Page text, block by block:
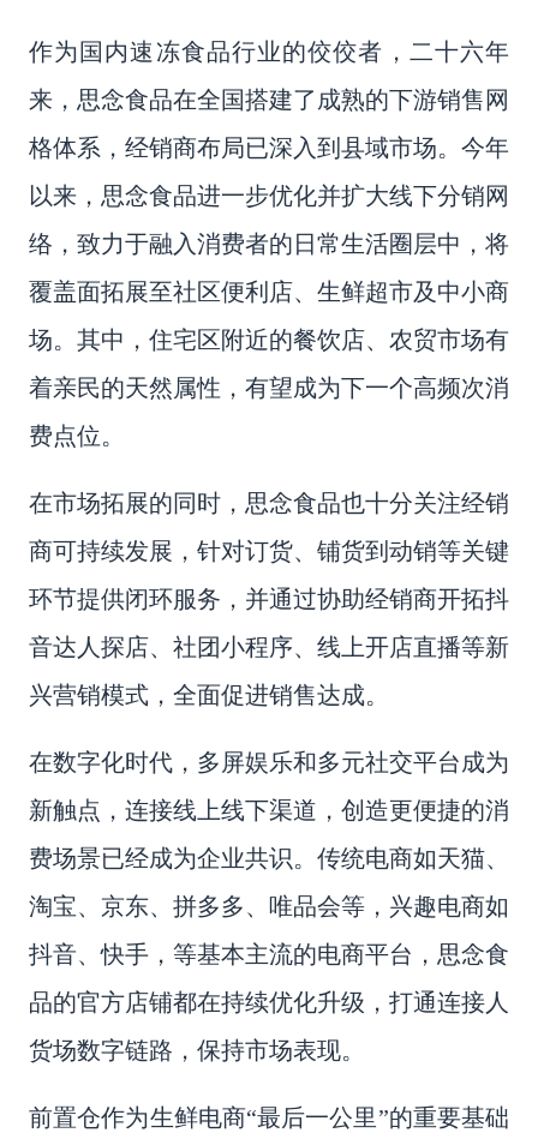
作为国内速冻食品行业的佼佼者，二十六年
来，思念食品在全国搭建了成熟的下游销售网
格体系，经销商布局已深入到县域市场。今年
以来，思念食品进一步优化并扩大线下分销网
络，致力于融入消费者的日常生活圈层中，将
覆盖面拓展至社区便利店、生鲜超市及中小商
场。其中，住宅区附近的餐饮店、农贸市场有
着亲民的天然属性，有望成为下一个高频次消
费点位。
在市场拓展的同时，思念食品也十分关注经销
商可持续发展，针对订货、铺货到动销等关键
环节提供闭环服务，并通过协助经销商开拓抖
音达人探店、社团小程序、线上开店直播等新
兴营销模式，全面促进销售达成。
在数字化时代，多屏娱乐和多元社交平台成为
新触点，连接线上线下渠道，创造更便捷的消
费场景已经成为企业共识。传统电商如天猫、
淘宝、京东、拼多多、唯品会等，兴趣电商如
抖音、快手，等基本主流的电商平台，思念食
品的官方店铺都在持续优化升级，打通连接人
货场数字链路，保持市场表现。
前置仓作为生鲜电商“最后一公里”的重要基础